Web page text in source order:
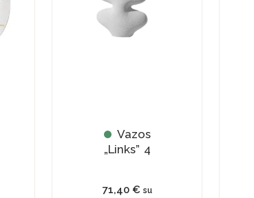
Vazos
„Links” 4
71,40 € su